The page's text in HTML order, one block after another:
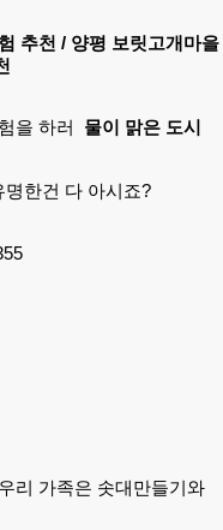
추천 / 양평 보릿고개마을
을 하러
물이 맑은 도시
한건 다 아시죠?
리 가족은 솟대만들기와